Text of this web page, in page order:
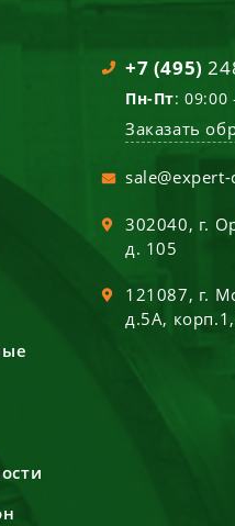
+7 (495)
Пн-Пт: 09:00
Заказать
302040, г.
д. 105
121087, г.
д.5А,